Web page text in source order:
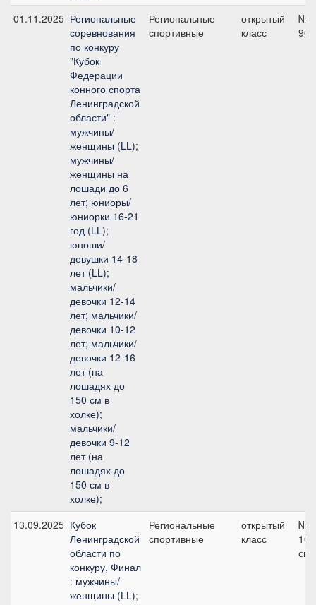
01.11.2025 Региональные
соревнования
по конкуру
"Кубок
Федерации
конного спорта
Ленинградской
области" :
мужчины/
женщины (LL);
мужчины/
женщины на
лошади до 6
лет; юниоры/
юниорки 16-21
год (LL);
юноши/
девушки 14-18
лет (LL);
мальчики/
девочки 12-14
лет; мальчики/
девочки 10-12
лет; мальчики/
девочки 12-16
лет (на
лошадях до
150 см в
холке);
мальчики/
девочки 9-12
лет (на
лошадях до
150 см в
холке);
Региональные
спортивные
открытый
класс
№4,
90
13.09.2025 Кубок
Ленинградской
области по
конкуру, Финал
: мужчины/
женщины (LL);
Региональные
спортивные
открытый
класс
№2,
105
см